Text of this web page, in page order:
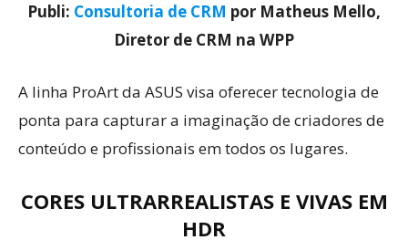
Publi: Consultoria de CRM por Matheus Mello,
Diretor de CRM na WPP
A linha ProArt da ASUS visa oferecer tecnologia de
ponta para capturar a imaginação de criadores de
conteúdo e profissionais em todos os lugares.
CORES ULTRARREALISTAS E VIVAS EM
HDR